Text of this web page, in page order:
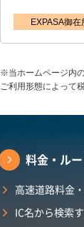
EXPASA御
※当ホームページ内
ご利用形態によって
料金・ル
高速道路料金
IC名から検索